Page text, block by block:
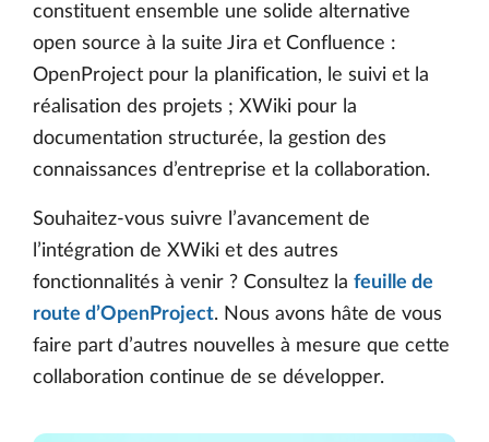
constituent ensemble une solide alternative
open source à la suite Jira et Confluence :
OpenProject pour la planification, le suivi et la
réalisation des projets ; XWiki pour la
documentation structurée, la gestion des
connaissances d’entreprise et la collaboration.
Souhaitez-vous suivre l’avancement de
l’intégration de XWiki et des autres
fonctionnalités à venir ? Consultez la feuille de
route d’OpenProject. Nous avons hâte de vous
faire part d’autres nouvelles à mesure que cette
collaboration continue de se développer.